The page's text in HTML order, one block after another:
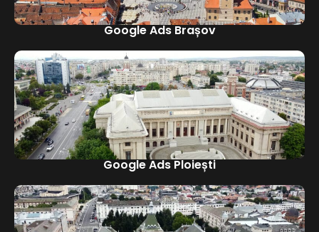
Google Ads Brașov
Google Ads Ploiești